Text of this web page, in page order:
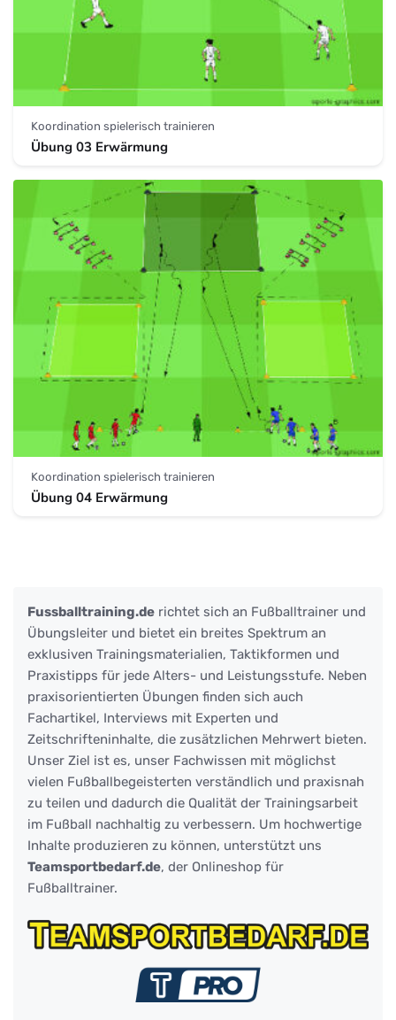
Koordination spielerisch trainieren
Übung 03 Erwärmung
Koordination spielerisch trainieren
Übung 04 Erwärmung
Fussballtraining.de richtet sich an Fußballtrainer und
Übungsleiter und bietet ein breites Spektrum an
exklusiven Trainingsmaterialien, Taktikformen und
Praxistipps für jede Alters- und Leistungsstufe. Neben
praxisorientierten Übungen finden sich auch
Fachartikel, Interviews mit Experten und
Zeitschrifteninhalte, die zusätzlichen Mehrwert bieten.
Unser Ziel ist es, unser Fachwissen mit möglichst
vielen Fußballbegeisterten verständlich und praxisnah
zu teilen und dadurch die Qualität der Trainingsarbeit
im Fußball nachhaltig zu verbessern. Um hochwertige
Inhalte produzieren zu können, unterstützt uns
Teamsportbedarf.de, der Onlineshop für
Fußballtrainer.